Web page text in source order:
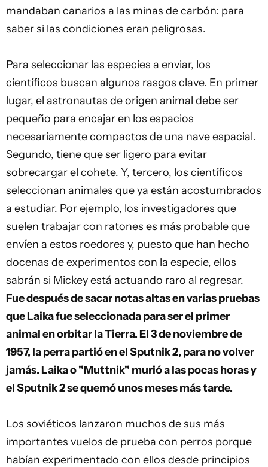
mandaban canarios a las minas de carbón: para
saber si las condiciones eran peligrosas.
Para seleccionar las especies a enviar, los
científicos buscan algunos rasgos clave. En primer
lugar, el astronautas de origen animal debe ser
pequeño para encajar en los espacios
necesariamente compactos de una nave espacial.
Segundo, tiene que ser ligero para evitar
sobrecargar el cohete. Y, tercero, los científicos
seleccionan animales que ya están acostumbrados
a estudiar. Por ejemplo, los investigadores que
suelen trabajar con ratones es más probable que
envíen a estos roedores y, puesto que han hecho
docenas de experimentos con la especie, ellos
sabrán si Mickey está actuando raro al regresar.
Fue después de sacar notas altas en varias pruebas
que Laika fue seleccionada para ser el primer
animal en orbitar la Tierra. El 3 de noviembre de
1957, la perra partió en el Sputnik 2, para no volver
jamás. Laika o "Muttnik" murió a las pocas horas y
el Sputnik 2 se quemó unos meses más tarde.
Los soviéticos lanzaron muchos de sus más
importantes vuelos de prueba con perros porque
habían experimentado con ellos desde principios